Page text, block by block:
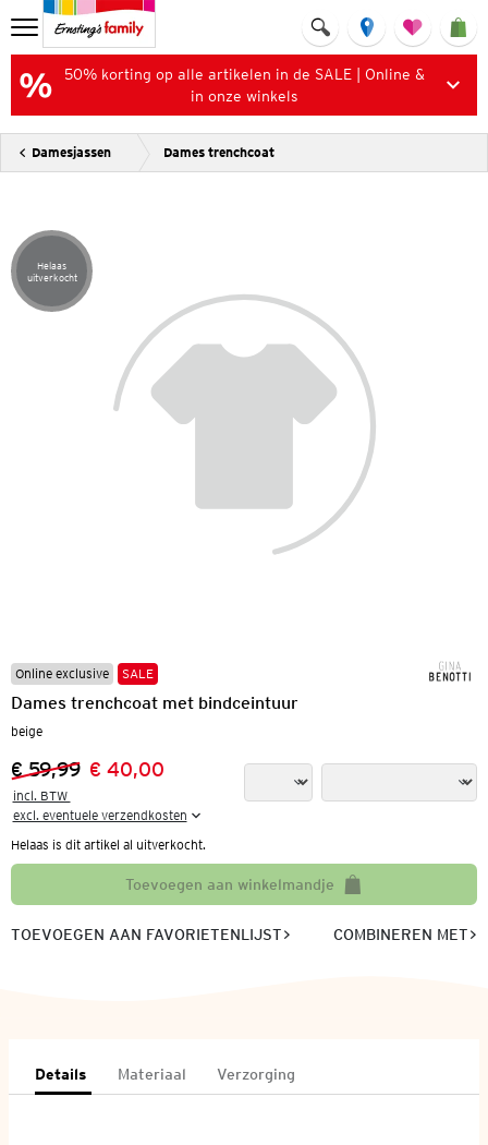
50% korting op alle artikelen in de SALE | Online &
in onze winkels
Damesjassen Dames trenchcoat
Artikel helaas uitverkocht
Helaas
uitverkocht
Online exclusive SALE
Dames trenchcoat met bindceintuur
beige
Vorige prijs:
€ 59,99
Nieuwe prijs:€ 40,00
incl. BTW
excl. eventuele verzendkosten
Helaas is dit artikel al uitverkocht.
Toevoegen aan winkelmandje
TOEVOEGEN AAN FAVORIETENLIJST COMBINEREN MET
Details Materiaal Verzorging